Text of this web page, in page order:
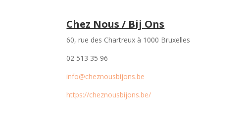
Chez Nous / Bij Ons
60, rue des Chartreux à 1000 Bruxelles
02 513 35 96
info@cheznousbijons.be
https://cheznousbijons.be/